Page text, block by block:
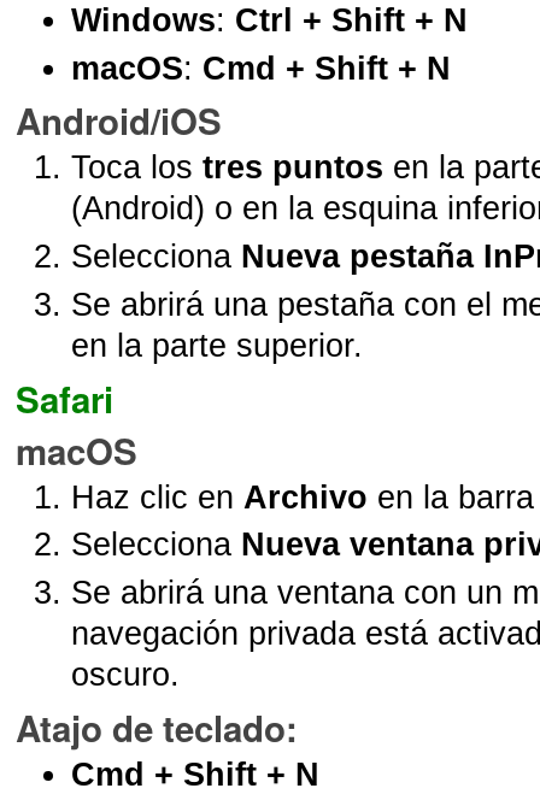
Windows: Ctrl + Shift + N
macOS: Cmd + Shift + N
Android/iOS
Toca lostres puntos en la
(Android) o en la esquina
Selecciona Nueva pestaña
Se abrirá una pestaña con el
en la parte superior.
Safari
macOS
Haz clic en Archivo en la
Selecciona Nueva ventana
Se abrirá una ventana con un
navegación privada está
oscuro.
Atajo de teclado:
Cmd + Shift + N